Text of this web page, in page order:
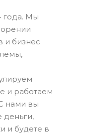
года. Мы
и бизнес
и работаем
нами вы
деньги,
и будете в